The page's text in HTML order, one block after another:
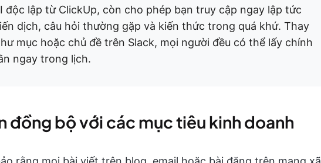
độc lập từ ClickUp, còn cho phép bạn truy cập ngay lập tức
dịch, câu hỏi thường gặp và kiến thức trong quá khứ. Thay
mục hoặc chủ đề trên Slack, mọi người đều có thể lấy chính
ngay trong lịch.
đồng bộ với các mục tiêu kinh doanh